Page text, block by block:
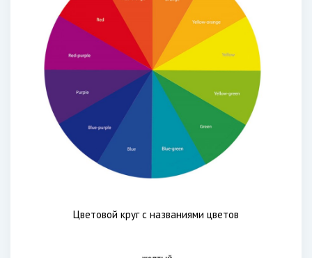
Цветовой круг с названиями цветов